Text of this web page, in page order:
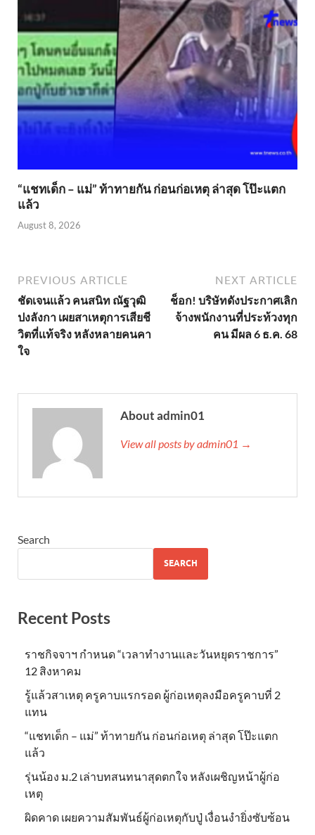
“แชทเด็ก – แม่” ท้าทายกัน ก่อนก่อเหตุ ล่าสุด โป๊ะแตก
แล้ว
August 8, 2026
PREVIOUS ARTICLE
ชัดเจนเเล้ว คนสนิท ณัฐวุฒิ
ปงลังกา เผยสาเหตุการเสียชี
วิตที่เเท้จริง หลังหลายคนคา
ใจ
NEXT ARTICLE
ช็อก! บริษัทดังประกาศเลิก
จ้างพนักงานที่ประท้วงทุก
คน มีผล 6 ธ.ค. 68
About admin01
View all posts by admin01 →
Search
SEARCH
Recent Posts
ราชกิจจาฯ กำหนด “เวลาทำงานและวันหยุดราชการ”
12 สิงหาคม
รู้แล้วสาเหตุ ครูคาบแรกรอด ผู้ก่อเหตุลงมือครูคาบที่ 2
แทน
“แชทเด็ก – แม่” ท้าทายกัน ก่อนก่อเหตุ ล่าสุด โป๊ะแตก
แล้ว
รุ่นน้อง ม.2 เล่าบทสนทนาสุดตกใจ หลังเผชิญหน้าผู้ก่อ
เหตุ
ผิดคาด เผยความสัมพันธ์ผู้ก่อเหตุกับปู่ เงื่อนงำยิ่งซับซ้อน